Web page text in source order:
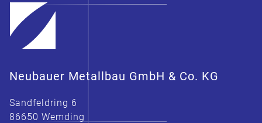
Neubauer Metallbau GmbH & Co. KG
Sandfeldring 6
86650 Wemding